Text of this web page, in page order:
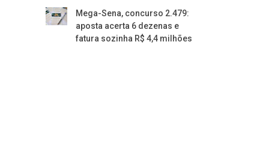
Mega-Sena, concurso 2.479:
aposta acerta 6 dezenas e
fatura sozinha R$ 4,4 milhões